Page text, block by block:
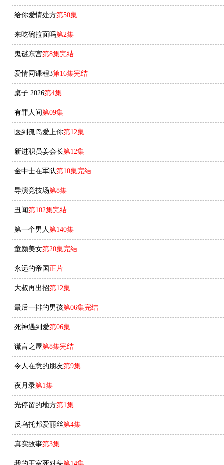
给你爱情处方第50集
来吃碗拉面吗第2集
鬼谜东宫第8集完结
爱情同课程3第16集完结
桌子 2026第4集
有罪人间第09集
医到孤岛爱上你第12集
新进职员姜会长第12集
金中士在军队第10集完结
导演竞技场第8集
丑闻第102集完结
第一个男人第140集
童颜美女第20集完结
永远的帝国 正片
大叔再出招第12集
最后一排的男孩第06集完结
死神遇到爱第06集
谎言之屋第8集完结
令人在意的朋友第9集
夜月录第1集
光停留的地方第1集
反乌托邦爱丽丝第4集
真实故事第3集